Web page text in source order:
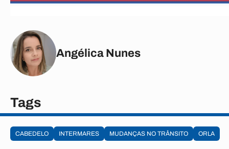
Angélica Nunes
Tags
CABEDELO INTERMARES MUDANÇAS NO TRÂNSITO ORLA